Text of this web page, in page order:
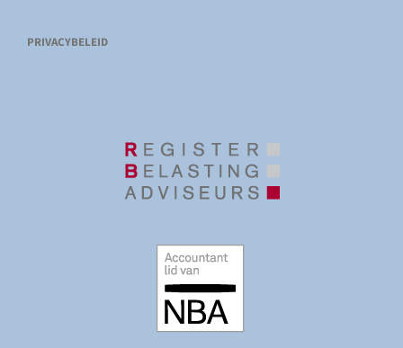
PRIVACYBELEID